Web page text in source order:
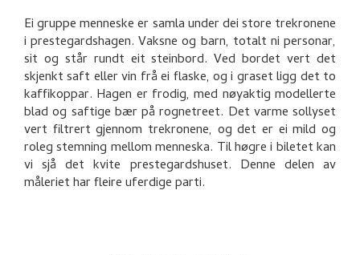
GENERELL BESKRIVELSE
TEKNISK INFORMASJON
PROVENIENS
UTSTILLINGSHISTORIE
KUNSTNERENS NOTAT
Ei gruppe menneske er samla under dei store trekronene
i prestegardshagen. Vaksne og barn, totalt ni personar,
sit og står rundt eit steinbord. Ved bordet vert det
skjenkt saft eller vin frå ei flaske, og i graset ligg det to
kaffikoppar. Hagen er frodig, med nøyaktig modellerte
blad og saftige bær på rognetreet. Det varme sollyset
vert filtrert gjennom trekronene, og det er ei mild og
roleg stemning mellom menneska. Til høgre i biletet kan
vi sjå det kvite prestegardshuset. Denne delen av
måleriet har fleire uferdige parti.